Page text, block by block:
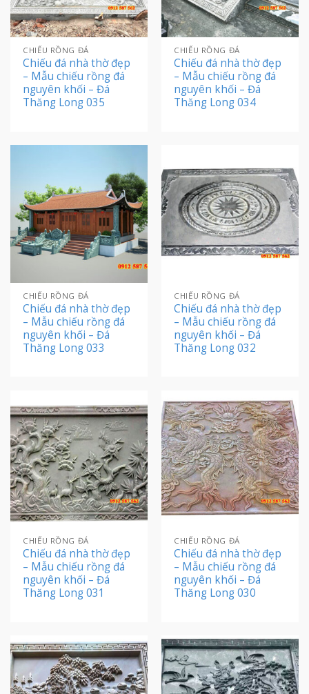
CHIẾU RỒNG ĐÁ
Chiếu đá nhà thờ đẹp
– Mẫu chiếu rồng đá
nguyên khối – Đá
Thăng Long 035
CHIẾU RỒNG ĐÁ
Chiếu đá nhà thờ đẹp
– Mẫu chiếu rồng đá
nguyên khối – Đá
Thăng Long 034
CHIẾU RỒNG ĐÁ
Chiếu đá nhà thờ đẹp
– Mẫu chiếu rồng đá
nguyên khối – Đá
Thăng Long 033
CHIẾU RỒNG ĐÁ
Chiếu đá nhà thờ đẹp
– Mẫu chiếu rồng đá
nguyên khối – Đá
Thăng Long 032
CHIẾU RỒNG ĐÁ
Chiếu đá nhà thờ đẹp
– Mẫu chiếu rồng đá
nguyên khối – Đá
Thăng Long 031
CHIẾU RỒNG ĐÁ
Chiếu đá nhà thờ đẹp
– Mẫu chiếu rồng đá
nguyên khối – Đá
Thăng Long 030